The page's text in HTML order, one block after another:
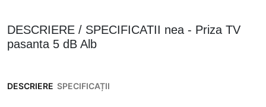
DESCRIERE / SPECIFICATII nea - Priza TV
pasanta 5 dB Alb
DESCRIERE SPECIFICAȚII